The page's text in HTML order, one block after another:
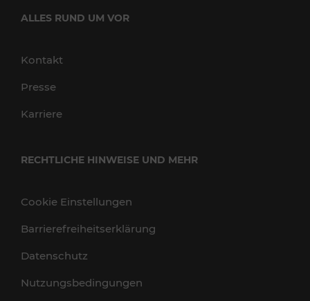
ALLES RUND UM VOR
Kontakt
Presse
Karriere
RECHTLICHE HINWEISE UND MEHR
Cookie Einstellungen
Barrierefreiheitserklärung
Datenschutz
Nutzungsbedingungen